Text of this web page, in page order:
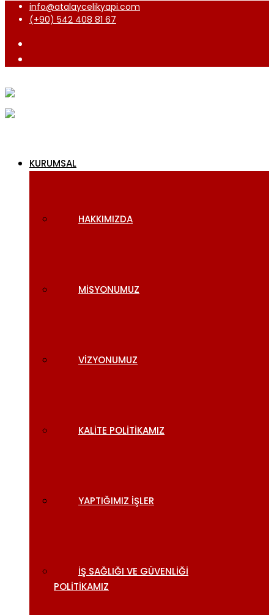
info@atalaycelikyapi.com
(+90) 542 408 81 67
KURUMSAL
HAKKIMIZDA
MISYONUMUZ
VIZYONUMUZ
KALITE POLITIKAMIZ
YAPTIĞIMIZ İŞLER
İŞ SAĞLIĞI VE GÜVENLIĞI
POLITIKAMIZ